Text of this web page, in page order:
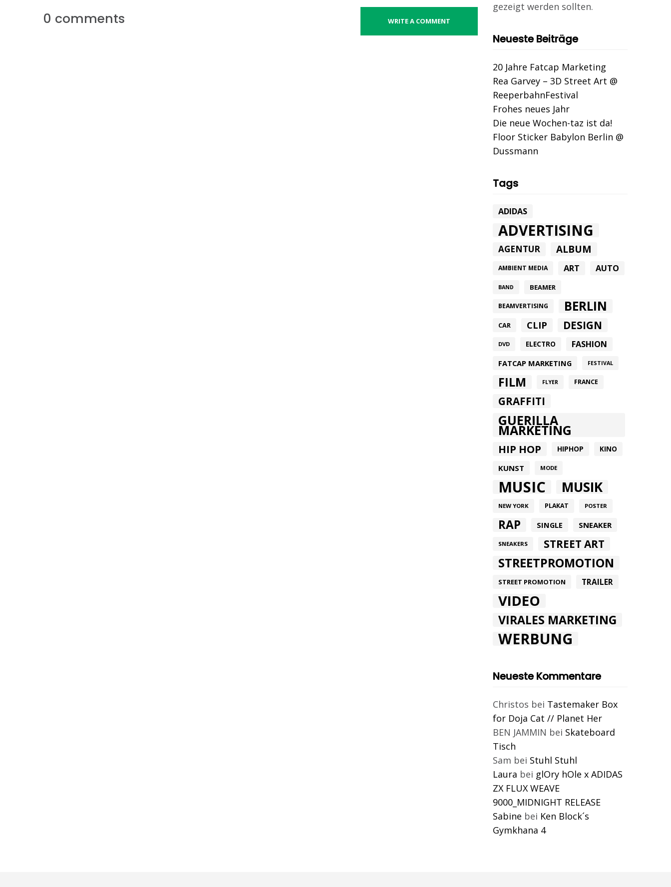
0 comments WRITE A COMMENT
gezeigt werden sollten.
Neueste Beiträge
20 Jahre Fatcap Marketing
Rea Garvey – 3D Street Art @
ReeperbahnFestival
Frohes neues Jahr
Die neue Wochen-taz ist da!
Floor Sticker Babylon Berlin @
Dussmann
Tags
ADIDAS
ADVERTISING
AGENTUR ALBUM
AMBIENT MEDIA ART AUTO
BAND BEAMER
BEAMVERTISING BERLIN
CAR CLIP DESIGN
DVD ELECTRO FASHION
FATCAP MARKETING FESTIVAL
FILM FLYER FRANCE
GRAFFITI
GUERILLA
MARKETING
HIP HOP HIPHOP KINO
KUNST MODE
MUSIC MUSIK
NEW YORK PLAKAT POSTER
RAP SINGLE SNEAKER
SNEAKERS STREET ART
STREETPROMOTION
STREET PROMOTION TRAILER
VIDEO
VIRALES MARKETING
WERBUNG
Neueste Kommentare
Christos bei Tastemaker Box
for Doja Cat // Planet Her
BEN JAMMIN bei Skateboard
Tisch
Sam bei Stuhl Stuhl
Laura bei glOry hOle x ADIDAS
ZX FLUX WEAVE
9000_MIDNIGHT RELEASE
Sabine bei Ken Block´s
Gymkhana 4